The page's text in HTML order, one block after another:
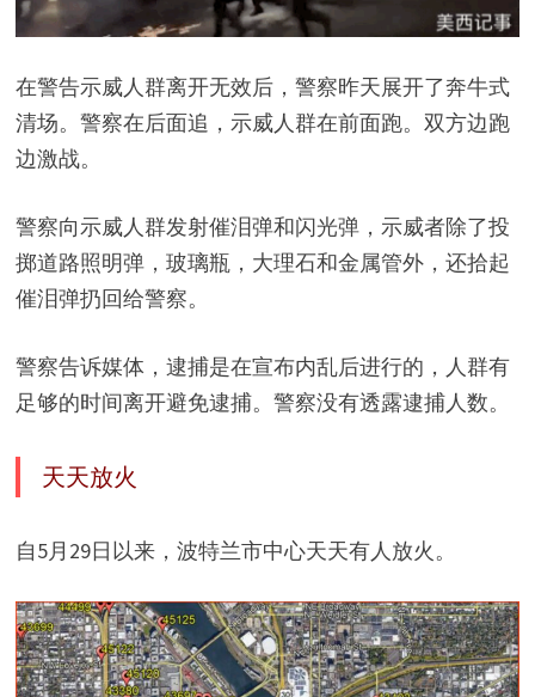
在警告示威人群离开无效后，警察昨天展开了奔牛式
清场。警察在后面追，示威人群在前面跑。双方边跑
边激战。
警察向示威人群发射催泪弹和闪光弹，示威者除了投
掷道路照明弹，玻璃瓶，大理石和金属管外，还拾起
催泪弹扔回给警察。
警察告诉媒体，逮捕是在宣布内乱后进行的，人群有
足够的时间离开避免逮捕。警察没有透露逮捕人数。
天天放火
自5月29日以来，波特兰市中心天天有人放火。